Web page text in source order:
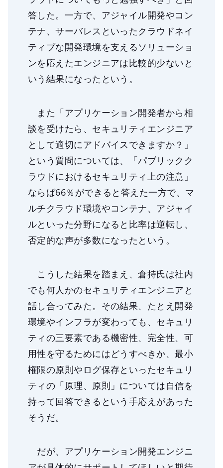
答した。一方で、アジャイル開発やコン
テナ、サーバレスといったクラウドネイ
ティブな開発環境を支えるソリューショ
ンを応えたエンジニアは比較的少ないと
いう結果になったという。
また「アプリケーション開発者から相
談を受けたら、セキュリティエンジニア
として適切にアドバイスできますか？」
という質問については、「パブリックク
ラウドにおけるセキュリティ上の注意」
ならば66％ができると答えた一方で、マ
ルチクラウド環境やコンテナ、アジャイ
ルといった分野になると比率は逆転し、
否定的な声が多数になったという。
こうした結果を踏まえ、倉持氏は社内
でも何人かのセキュリティエンジニアと
話し合ってみた。その結果、たとえ開発
環境やインフラが変わっても、セキュリ
ティの三要素である機密性、完全性、可
用性を守るためにはどうすべきか、最小
権限の原則やログ保存といったセキュリ
ティの「原理、原則」については自信を
持って回答できるという手応えがあった
そうだ。
だが、アプリケーション開発エンジニ